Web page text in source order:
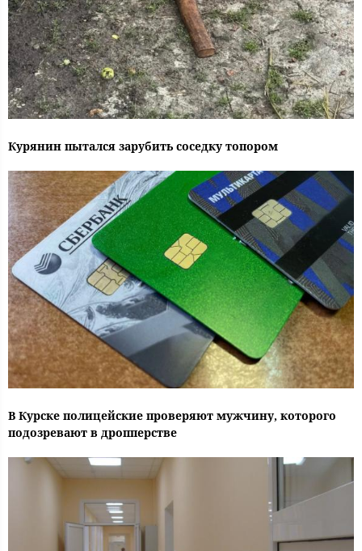
Курянин пытался зарубить соседку топором
В Курске полицейские проверяют мужчину, которого
подозревают в дропперстве